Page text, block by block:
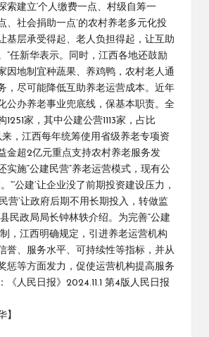
索建立‘个人缴费一点、村级自筹一
、社会捐助一点’的农村养老多元化投
基层承受得起、老人负担得起，让互助
”任新华表示。同时，江西各地还鼓励
因地制宜种蔬果、养鸡鸭，农村老人通
，尽可能降低互助养老运营成本。近年
公办养老事业兜底线，保基本职责。全
家，其中公建公营1113家，占比
来，江西每年统筹使用省级养老专项资
金超2亿元重点支持农村养老服务发
实施“公建民营”养老运营模式，现有公
“‘公建’让企业没了前期投资建设压力，
营’让政府后期不用长期投入，转做监
民政局局长钟林轶介绍。为完善“公建
，江西明确规定，引进养老运营机构
誉、服务水平、可持续性等指标，并从
惩等方面发力，促使运营机构提高服务
《人民日报》2024.11.1 第4版人民日报
】